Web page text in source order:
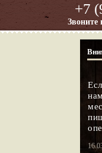
+7
Звоните